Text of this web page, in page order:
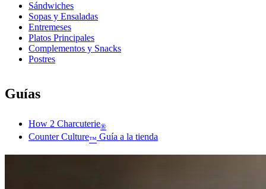
Sándwiches
Sopas y Ensaladas
Entremeses
Platos Principales
Complementos y Snacks
Postres
Guías
How 2 Charcuterie®
Counter Culture™ Guía a la tienda